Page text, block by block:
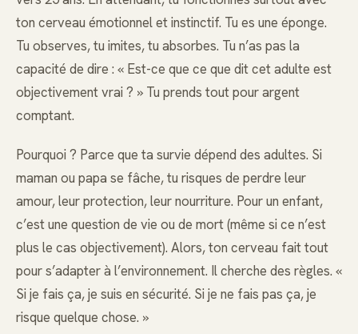
ton cerveau émotionnel et instinctif. Tu es une éponge.
Tu observes, tu imites, tu absorbes. Tu n’as pas la
capacité de dire : « Est-ce que ce que dit cet adulte est
objectivement vrai ? » Tu prends tout pour argent
comptant.
Pourquoi ? Parce que ta survie dépend des adultes. Si
maman ou papa se fâche, tu risques de perdre leur
amour, leur protection, leur nourriture. Pour un enfant,
c’est une question de vie ou de mort (même si ce n’est
plus le cas objectivement). Alors, ton cerveau fait tout
pour s’adapter à l’environnement. Il cherche des règles. «
Si je fais ça, je suis en sécurité. Si je ne fais pas ça, je
risque quelque chose. »